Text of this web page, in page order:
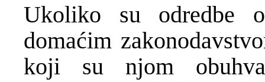
Ukoliko su odredbe
domaćim
koji su njom